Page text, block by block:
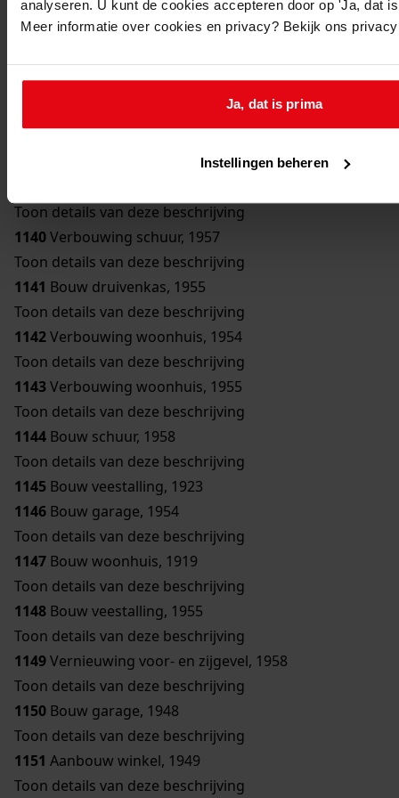
analyseren. U kunt de cookies accepteren door op 'Ja, dat
Meer informatie over cookies en privacy? Bekijk ons
Ja, dat is prima
Instellingen beheren
Toon details van deze beschrijving
1136Bouw bergplaats, 1950
Toon details van deze beschrijving
1137Bouw schuur, 1951
Toon details van deze beschrijving
Toon details van deze beschrijving
Toon details van deze beschrijving
1140Verbouwing schuur, 1957
Toon details van deze beschrijving
1141 Bouw druivenkas, 1955
Toon details van deze beschrijving
1142Verbouwing woonhuis, 1954
Toon details van deze beschrijving
1143Verbouwing woonhuis, 1955
Toon details van deze beschrijving
1144 Bouw schuur, 1958
Toon details van deze beschrijving
1145 Bouw veestalling, 1923
1146 Bouw garage, 1954
Toon details van deze beschrijving
1147 Bouw woonhuis, 1919
Toon details van deze beschrijving
1148 Bouw veestalling, 1955
Toon details van deze beschrijving
1149Vernieuwing voor- en zijgevel, 1958
Toon details van deze beschrijving
1150 Bouw garage, 1948
Toon details van deze beschrijving
1151 Aanbouw winkel, 1949
Toon details van deze beschrijving